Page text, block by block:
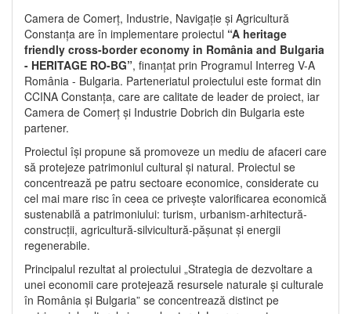
Camera de Comerț, Industrie, Navigație și Agricultură
Constanța are în implementare proiectul “A heritage
friendly cross-border economy in România and Bulgaria
- HERITAGE RO-BG”, finanțat prin Programul Interreg V-A
România - Bulgaria. Parteneriatul proiectului este format din
CCINA Constanța, care are calitate de leader de proiect, iar
Camera de Comerț și Industrie Dobrich din Bulgaria este
partener.
Proiectul își propune să promoveze un mediu de afaceri care
să protejeze patrimoniul cultural și natural. Proiectul se
concentrează pe patru sectoare economice, considerate cu
cel mai mare risc în ceea ce privește valorificarea economică
sustenabilă a patrimoniului: turism, urbanism-arhitectură-
construcții, agricultură-silvicultură-pășunat și energii
regenerabile.
Principalul rezultat al proiectului „Strategia de dezvoltare a
unei economii care protejează resursele naturale și culturale
în România și Bulgaria” se concentrează distinct pe